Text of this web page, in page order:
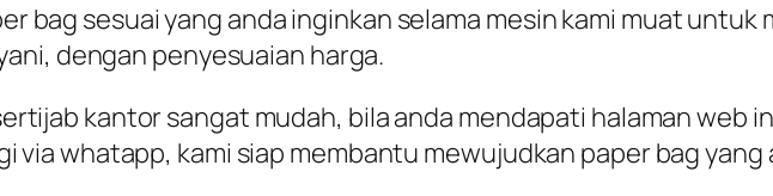
bag sesuai yang anda inginkan selama mesin kami muat
dengan penyesuaian harga.
kantor sangat mudah, bila anda mendapati halaman web
via whatapp, kami siap membantu mewujudkan paper bag